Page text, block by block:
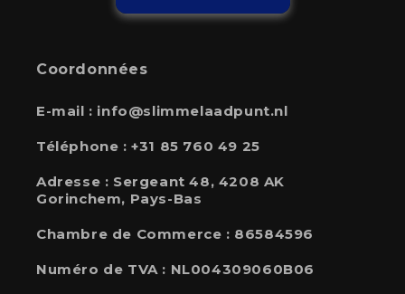
Coordonnées
E-mail : info@slimmelaadpunt.nl
Téléphone : +31 85 760 49 25
Adresse : Sergeant 48, 4208 AK
Gorinchem, Pays-Bas
Chambre de Commerce : 86584596
Numéro de TVA : NL004309060B06